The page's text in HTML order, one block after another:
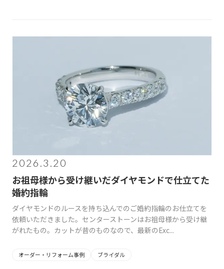
2026.3.20
お祖母様から受け継いだダイヤモンドで仕立てた
婚約指輪
ダイヤモンドのルースを持ち込んでのご婚約指輪のお仕立てを
依頼いただきました。センターストーンはお祖母様から受け継
がれたもの。カットが昔のものなので、最新のExc...
オーダー・リフォーム事例 ブライダル